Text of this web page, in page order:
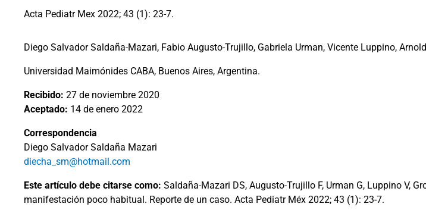
Acta Pediatr Mex 2022; 43 (1): 23-7.
Diego Salvador Saldaña-Mazari, Fabio Augusto-Trujillo, Gabriela Urman, Vicente Luppino,
Universidad Maimónides CABA, Buenos Aires, Argentina.
Recibido: 27 de noviembre 2020
Aceptado: 14 de enero 2022
Correspondencia
Diego Salvador Saldaña Mazari
diecha_sm@hotmail.com
Este artículo debe citarse como: Saldaña-Mazari DS, Augusto-Trujillo F, Urman G, Luppino V,
manifestación poco habitual. Reporte de un caso. Acta Pediatr Méx 2022; 43 (1): 23-7.